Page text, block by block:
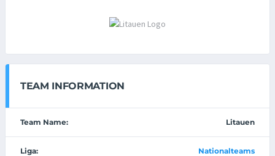
TEAM INFORMATION
Team Name: Litauen
Liga: Nationalteams